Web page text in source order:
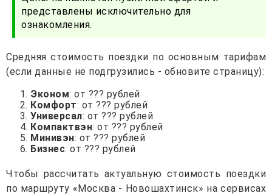
представлены исключительно для
ознакомления.
Средняя стоимость поездки по основным тарифам
(если данные не подгрузились - обновите страницу):
Эконом: от ??? рублей
Комфорт: от ??? рублей
Универсал: от ??? рублей
Компактвэн: от ??? рублей
Минивэн: от ??? рублей
Бизнес: от ??? рублей
Чтобы рассчитать актуальную стоимость поездки
по маршруту «Москва - Новошахтинск» на сервисах